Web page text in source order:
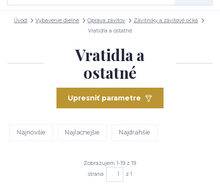
Úvod Vybavenie dielne Oprava závitov
Závitníky a závitové očká
Vratidla a ostatné
Vratidla a
ostatné
Upresniť parametre
Najnovšie Najlacnejšie Najdrahšie
Zobrazujem 1-19 z 19
strana
z 1